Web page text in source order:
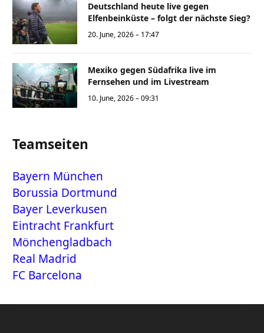
Deutschland heute live gegen
Elfenbeinküste – folgt der nächste Sieg?
20. June, 2026 – 17:47
Mexiko gegen Südafrika live im
Fernsehen und im Livestream
10. June, 2026 – 09:31
Teamseiten
Bayern München
Borussia Dortmund
Bayer Leverkusen
Eintracht Frankfurt
Mönchengladbach
Real Madrid
FC Barcelona